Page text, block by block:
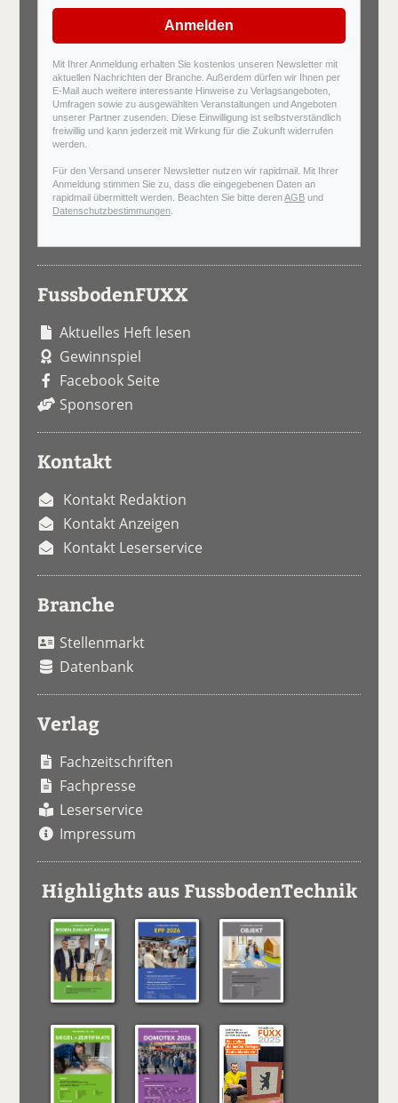
Anmelden
Mit Ihrer Anmeldung erhalten Sie kostenlos unseren Newsletter mit
aktuellen Nachrichten der Branche. Außerdem dürfen wir Ihnen per
E-Mail auch weitere interessante Hinweise zu Verlagsangeboten,
Umfragen sowie zu ausgewählten Veranstaltungen und Angeboten
unserer Partner zusenden. Diese Einwilligung ist selbstverständlich
freiwillig und kann jederzeit mit Wirkung für die Zukunft widerrufen
werden.
Für den Versand unserer Newsletter nutzen wir rapidmail. Mit Ihrer
Anmeldung stimmen Sie zu, dass die eingegebenen Daten an
rapidmail übermittelt werden. Beachten Sie bitte derenAGB und
Datenschutzbestimmungen
FussbodenFUXX
Aktuelles Heft lesen
Gewinnspiel
Facebook Seite
Sponsoren
Kontakt
Kontakt Redaktion
Kontakt Anzeigen
Kontakt Leserservice
Branche
Stellenmarkt
Datenbank
Verlag
Fachzeitschriften
Fachpresse
Leserservice
Impressum
Highlights aus FussbodenTechnik